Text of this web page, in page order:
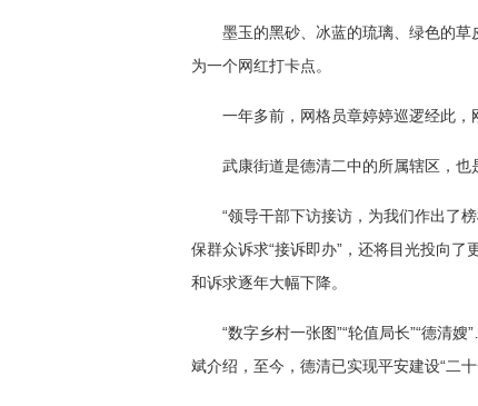
墨玉的黑砂、冰蓝的琉璃、绿色的
为一个网红打卡点。
一年多前，网格员章婷婷巡逻经此
武康街道是德清二中的所属辖区，也
“领导干部下访接访，为我们作出了
保群众诉求“接诉即办”，还将目光投向
和诉求逐年大幅下降。
“数字乡村一张图”“轮值局长”“德清
斌介绍，至今，德清已实现平安建设“二